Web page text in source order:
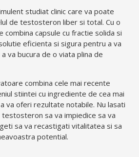
studiat clinic care va poate
de testosteron liber si total. Cu o
combina capsule cu fractie solida si
eficienta si sigura pentru a va
va bucura de o viata plina de
combina cele mai recente
stiintei cu ingrediente de cea mai
va oferi rezultate notabile. Nu lasati
testosteron sa va impiedice sa va
sa va recastigati vitalitatea si sa
potential.